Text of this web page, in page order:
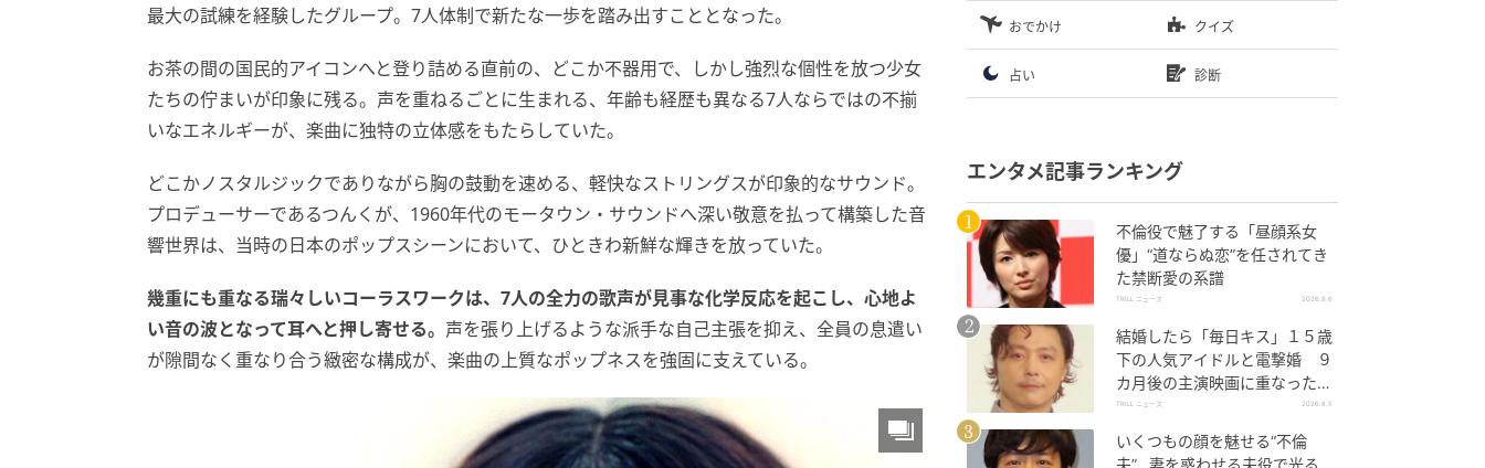
最大の試練を経験したグループ。7人体制で新たな一歩を踏み出すこととなった。
お茶の間の国民的アイコンへと登り詰める直前の、どこか不器用で、しかし強烈な個性を放つ少女
たちの佇まいが印象に残る。声を重ねるごとに生まれる、年齢も経歴も異なる7人ならではの不揃
いなエネルギーが、楽曲に独特の立体感をもたらしていた。
どこかノスタルジックでありながら胸の鼓動を速める、軽快なストリングスが印象的なサウンド。
プロデューサーであるつんくが、1960年代のモータウン・サウンドへ深い敬意を払って構築した音
響世界は、当時の日本のポップスシーンにおいて、ひときわ新鮮な輝きを放っていた。
幾重にも重なる瑞々しいコーラスワークは、7人の全力の歌声が見事な化学反応を起こし、心地よ
い音の波となって耳へと押し寄せる。 声を張り上げるような派手な自己主張を抑え、全員の息遣い
が隙間なく重なり合う緻密な構成が、楽曲の上質なポップネスを強固に支えている。
おでかけ クイズ
占い 診断
エンタメ記事ランキング
不倫役で魅了する「昼顔系女
優」“道ならぬ恋”を任されてき
た禁断愛の系譜
TRILL ニュース 2026.8.6
結婚したら「毎日キス」１５歳
下の人気アイドルと電撃婚 ９
カ月後の主演映画に重なった生
き方
TRILL ニュース 2026.8.5
いくつもの顔を魅せる“不倫
夫”…妻を惑わせる夫役で光る